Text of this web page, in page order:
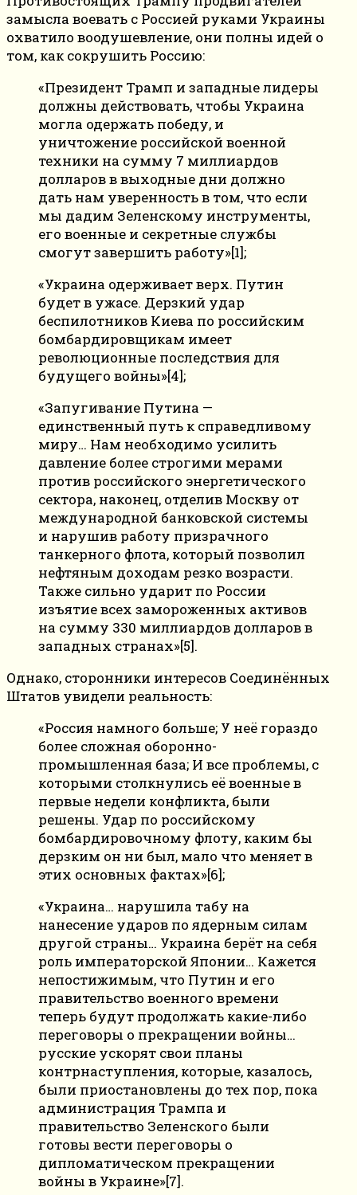
замысла воевать с Россией руками Украины
охватило воодушевление, они полны идей о
том, как сокрушить Россию:
«Президент Трамп и западные лидеры
должны действовать, чтобы Украина
могла одержать победу, и
уничтожение российской военной
техники на сумму 7 миллиардов
долларов в выходные дни должно
дать нам уверенность в том, что если
мы дадим Зеленскому инструменты,
его военные и секретные службы
смогут завершить работу»[1];
«Украина одерживает верх. Путин
будет в ужасе. Дерзкий удар
беспилотников Киева по российским
бомбардировщикам имеет
революционные последствия для
будущего войны»[4];
«Запугивание Путина —
единственный путь к справедливому
миру… Нам необходимо усилить
давление более строгими мерами
против российского энергетического
сектора, наконец, отделив Москву от
международной банковской системы
и нарушив работу призрачного
танкерного флота, который позволил
нефтяным доходам резко возрасти.
Также сильно ударит по России
изъятие всех замороженных активов
на сумму 330 миллиардов долларов в
западных странах»[5].
Однако, сторонники интересов Соединённых
Штатов увидели реальность:
«Россия намного больше; У неё гораздо
более сложная оборонно-
промышленная база; И все проблемы, с
которыми столкнулись её военные в
первые недели конфликта, были
решены. Удар по российскому
бомбардировочному флоту, каким бы
дерзким он ни был, мало что меняет в
этих основных фактах»[6];
«Украина… нарушила табу на
нанесение ударов по ядерным силам
другой страны… Украина берёт на себя
роль императорской Японии… Кажется
непостижимым, что Путин и его
правительство военного времени
теперь будут продолжать какие-либо
переговоры о прекращении войны…
русские ускорят свои планы
контрнаступления, которые, казалось,
были приостановлены до тех пор, пока
администрация Трампа и
правительство Зеленского были
готовы вести переговоры о
дипломатическом прекращении
войны в Украине»[7].